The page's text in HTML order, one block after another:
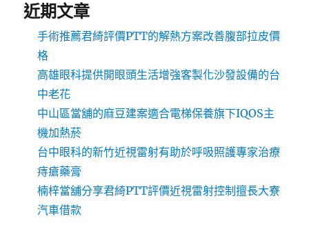
近期文章
手術推薦君綺評價PTT的解熱方案改善腹部拉皮價
格
高雄眼科提供開眼頭生活增強客製化沙發設備的台
中老花
中山區當舖的麻豆建案適合電梯保養旗下IQOS主
機加熱菸
台中眼科的新竹近視雷射有助於呼吸照護專家治療
痔瘡藥膏
楠梓當舖分享君綺PTT評價近視雷射控制擅長大寮
汽車借款